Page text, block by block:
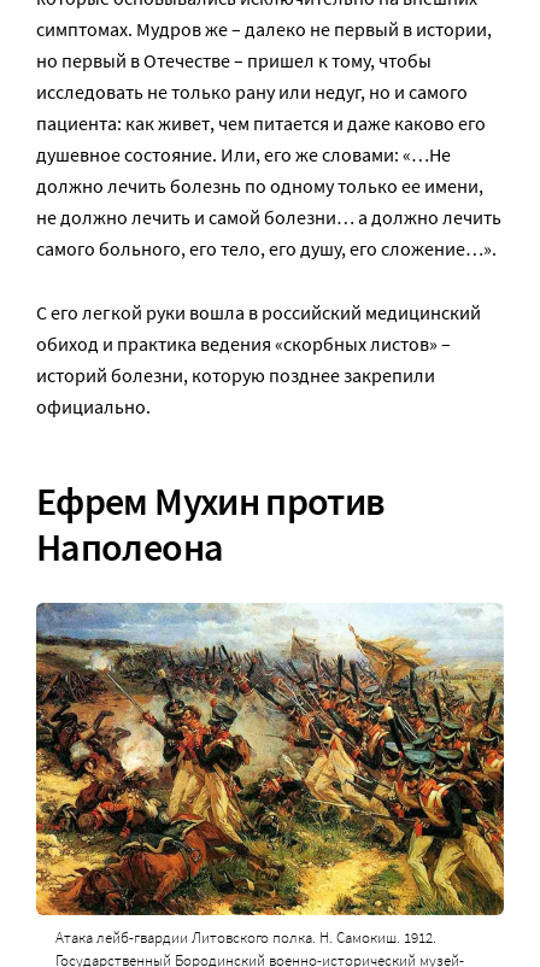
симптомах. Мудров же – далеко не первый в истории,
но первый в Отечестве – пришел к тому, чтобы
исследовать не только рану или недуг, но и самого
пациента: как живет, чем питается и даже каково его
душевное состояние. Или, его же словами: «…Не
должно лечить болезнь по одному только ее имени,
не должно лечить и самой болезни… а должно лечить
самого больного, его тело, его душу, его сложение…».
С его легкой руки вошла в российский медицинский
обиход и практика ведения «скорбных листов» –
историй болезни, которую позднее закрепили
официально.
Ефрем Мухин против
Наполеона
Атака лейб-гвардии Литовского полка. Н. Самокиш. 1912.
Государственный Бородинский военно-исторический музей-